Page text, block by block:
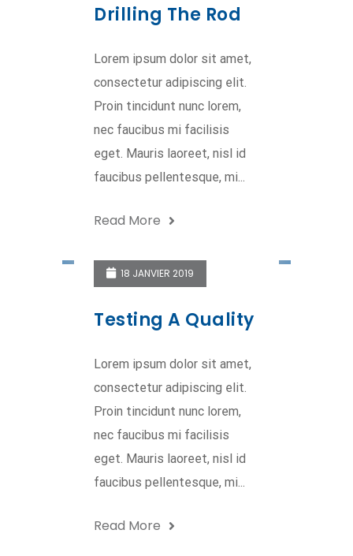
Drilling The Rod
Lorem ipsum dolor sit amet,
consectetur adipiscing elit.
Proin tincidunt nunc lorem,
nec faucibus mi facilisis
eget. Mauris laoreet, nisl id
faucibus pellentesque, mi...
Read More
18 JANVIER 2019
Testing A Quality
Lorem ipsum dolor sit amet,
consectetur adipiscing elit.
Proin tincidunt nunc lorem,
nec faucibus mi facilisis
eget. Mauris laoreet, nisl id
faucibus pellentesque, mi...
Read More